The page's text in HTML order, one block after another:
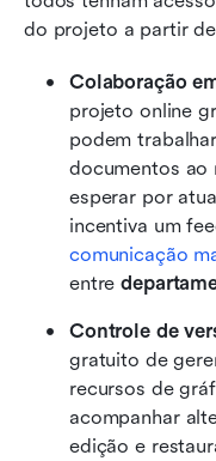
do projeto a partir
Colaboração
projeto online
podem
documentos ao
esperar por
comunicação
entre
Controle de
gratuito de
recursos de
acompanhar
edição e